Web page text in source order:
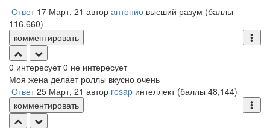
Ответ 17 Март, 21 автор антонио высший разум (баллы
116,660)
комментировать
0 интересует 0 не интересует
Моя жена делает роллы вкусно очень
Ответ 25 Март, 21 автор resap интеллект (баллы 48,144)
комментировать